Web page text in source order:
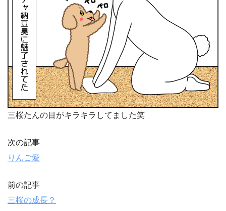
三桜たんの目がキラキラしてました笑
次の記事
りんご愛
前の記事
三桜の成長？